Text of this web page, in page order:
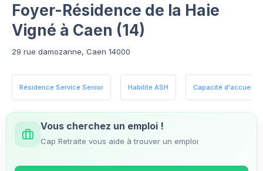
Foyer-Résidence de la Haie
Vigné à Caen (14)
29 rue damozanne, Caen 14000
Résidence Service Senior Habilité ASH Capacité d'accueil :
Vous cherchez un emploi !
Cap Retraite vous aide à trouver un emploi